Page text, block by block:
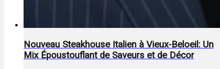
Nouveau Steakhouse Italien à Vieux-Beloeil: Un
Mix Époustouflant de Saveurs et de Décor